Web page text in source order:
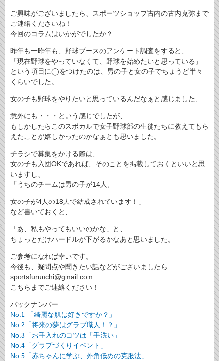
ご興味がございましたら、スポーツショップ古内の古内克弥まで
ご連絡くださいね！
今回のコラムはいかがでしたか？
昨年も一昨年も、野球ブースのアンケート調査をすると、
「現在野球をやっていなくて、野球を始めたいと思っている」
という項目に◯をつけたのは、男の子と女の子でちょうど半々
くらいでした。
女の子も野球をやりたいと思っているんだなぁと感じました、
意外にも・・・という感じでしたが、
もしかしたらこのスポカルで女子野球部の生徒たちに教えてもら
えたことが嬉しかったのかなぁとも思いました。
チラシで募集をかける際は、
女の子も入団OKであれば、そのことを掲載しておくといいと思
いますし、
「うちのチームは男の子が14人。
女の子が4人の18人で結成されています！」
など書いておくと、
「あ、私もやってもいいのかな」と、
ちょっとだけハードルが下がるかなあと思いました。
ご参考になれば幸いです。
今後も、疑問点や聞きたい話などがございましたら
sportsfuruuchi@gmail.com
こちらまでご連絡ください！
バックナンバー
No.1 「綺麗な肌は好きですか？」
No.2「将来の夢はグラブ職人！？」
No.3「お手入れのコツは「手洗い」
No.4「グラブづくりイベント」
No.5「赤ちゃんに学ぶ、外角低めの克服法」